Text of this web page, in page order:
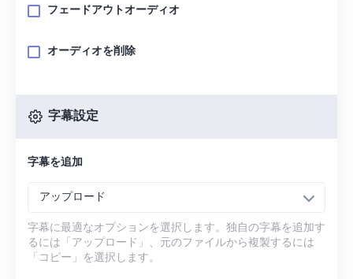
フェードアウトオーディオ
オーディオを削除
字幕設定
字幕を追加
アップロード
字幕に最適なオプションを選択します。独自の字幕を追加す
るには「アップロード」、元のファイルから複製するには
「コピー」を選択します。